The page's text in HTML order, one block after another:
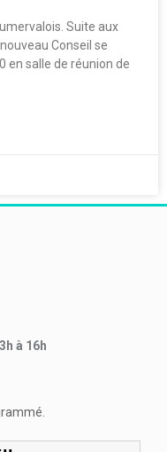
Suite aux
Conseil se
en salle de réunion de
à 16h